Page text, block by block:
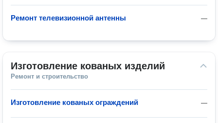
—
Ремонт телевизионной антенны
Изготовление кованых изделий
Ремонт и строительство
—
Изготовление кованых ограждений